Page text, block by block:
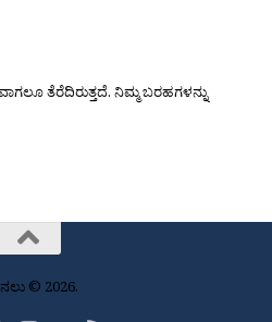
ತೆರೆದಿರುತ್ತದೆ. ನಿಮ್ಮ ಬರಹಗಳನ್ನು
© 2026.